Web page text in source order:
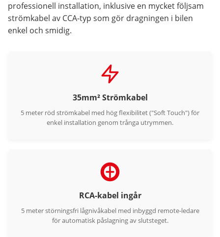
professionell installation, inklusive en mycket följsam
strömkabel av CCA-typ som gör dragningen i bilen
enkel och smidig.
35mm² Strömkabel
5 meter röd strömkabel med hög flexibilitet ("Soft Touch") för
enkel installation genom trånga utrymmen.
RCA-kabel ingår
5 meter störningsfri lågnivåkabel med inbyggd remote-ledare
för automatisk påslagning av slutsteget.